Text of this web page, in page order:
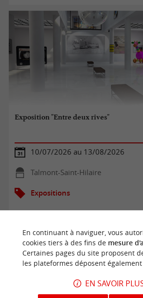
Exposition "Entre deux rives"
10/07/2026 au 13/08/2026
Talmont-Saint-Hilaire
Expositions
En continuant à naviguer, vous
cookies tiers à des fins de mesure
Certaines pages du site proposent
les plateformes déposent également
EN SAVOIR